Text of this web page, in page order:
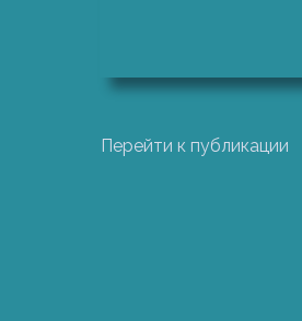
Эффективная работа
стратегии развития и
Перейти к публикации